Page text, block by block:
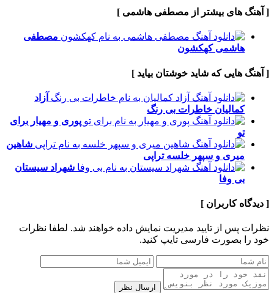
[ آهنگ های بیشتر از مصطفی هاشمی ]
مصطفی
هاشمیکهکشون
[ آهنگ هایی که شاید خوشتان بیاید ]
آزاد
کمالیان خاطرات بی رنگ
پوری و مهیار برای
تو
شاهین
میری و سپهر خلسهتراپی
شهراد سیستان
بی وفا
[ دیدگاه کاربران ]
نظرات پس از تایید مدیریت نمایش داده خواهند شد. لطفا نظرات
خود را بصورت فارسی تایپ کنید.
ارسال نظر